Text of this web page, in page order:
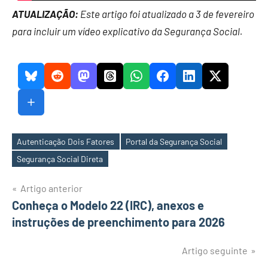
ATUALIZAÇÃO: Este artigo foi atualizado a 3 de fevereiro
para incluir um vídeo explicativo da Segurança Social.
Etiquetas
Autenticação Dois Fatores
Portal da Segurança Social
Segurança Social Direta
Navegação
de
Artigo anterior
Conheça o Modelo 22 (IRC), anexos e
instruções de preenchimento para 2026
Artigo seguinte